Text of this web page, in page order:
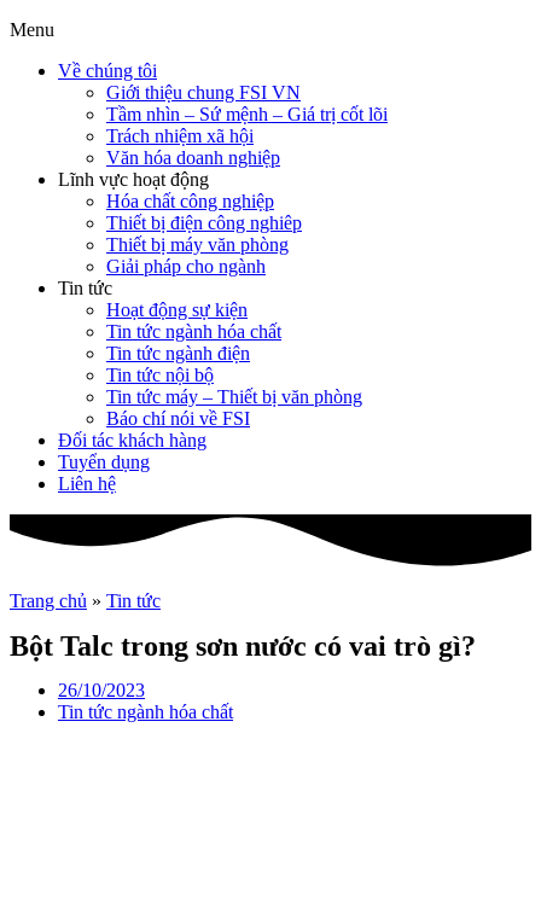
Menu
Về chúng tôi
Giới thiệu chung FSI VN
Tầm nhìn – Sứ mệnh – Giá trị cốt lõi
Trách nhiệm xã hội
Văn hóa doanh nghiệp
Lĩnh vực hoạt động
Hóa chất công nghiệp
Thiết bị điện công nghiêp
Thiết bị máy văn phòng
Giải pháp cho ngành
Tin tức
Hoạt động sự kiện
Tin tức ngành hóa chất
Tin tức ngành điện
Tin tức nội bộ
Tin tức máy – Thiết bị văn phòng
Báo chí nói về FSI
Đối tác khách hàng
Tuyển dụng
Liên hệ
Trang chủ » Tin tức
Bột Talc trong sơn nước có vai trò gì?
26/10/2023
Tin tức ngành hóa chất